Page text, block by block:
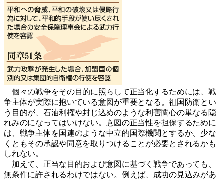
個々の戦争をその目的に照らして正当化するためには、戦
争主体が実際に抱いている意図が重要となる。祖国防衛とい
う目的が、石油利権や封じ込めのような利害関心の単なる隠
れみのになってはいけない。意図の正当性を担保するために
は、戦争主体を国連のような中立的国際機関とするか、少な
くともその承認や同意を取りつけることが必要とされるかも
しれない。
加えて、正当な目的および意図に基づく戦争であっても、
無条件に許されるわけではない。例えば、成功の見込みがあ